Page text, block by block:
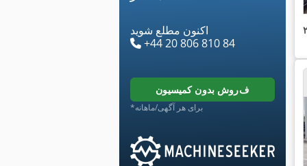
اکنون مطلع شوید
+44 20 806 810 84
فروش بدون کمیسیون
*برای هر آگهی/ماهانه